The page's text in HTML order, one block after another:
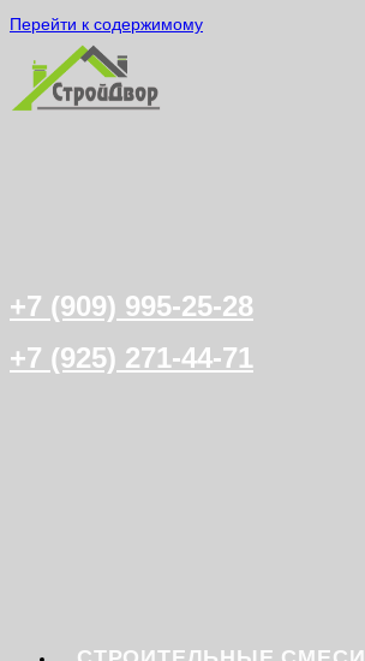
Перейти к содержимому
+7 (909) 995-25-28
+7 (925) 271-44-71